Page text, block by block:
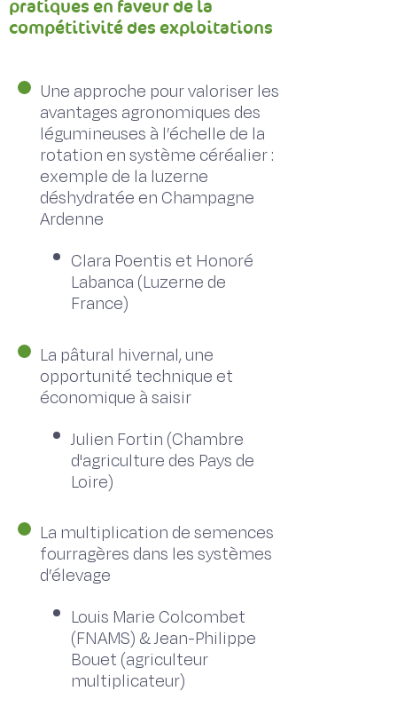
pratiques en faveur de la
compétitivité des exploitations
Une approche pour valoriser les
avantages agronomiques des
légumineuses à l’échelle de la
rotation en système céréalier :
exemple de la luzerne
déshydratée en Champagne
Ardenne
Clara Poentis et Honoré
Labanca (Luzerne de
France)
La pâtural hivernal, une
opportunité technique et
économique à saisir
Julien Fortin (Chambre
d'agriculture des Pays de
Loire)
La multiplication de semences
fourragères dans les systèmes
d’élevage
Louis Marie Colcombet
(FNAMS) & Jean-Philippe
Bouet (agriculteur
multiplicateur)